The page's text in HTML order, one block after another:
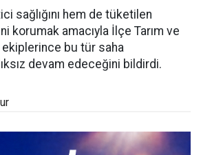
sağlığını hem de tüketilen
korumak amacıyla İlçe Tarım ve
bu tür saha
devam edeceğini bildirdi.